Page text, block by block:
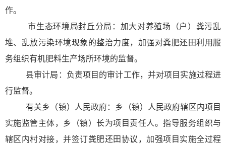
作。
市生态环境局封丘分局：加大对养殖场（户）粪污乱
堆、乱放污染环境现象的整治力度，加强对粪肥还田利用服
务组织有机肥料生产场所环境的监督。
县审计局：负责项目的审计工作，并对项目实施过程进
行监督。
有关乡（镇）人民政府：乡（镇）人民政府辖区内项目
实施监管主体，乡（镇）长为项目责任人。指导服务组织与
辖区内村对接，并签订粪肥还田协议，加强项目实施全过程